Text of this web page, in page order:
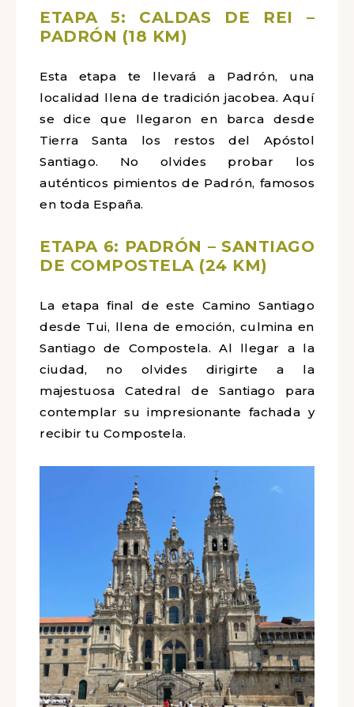
ETAPA 5: CALDAS DE REI –
PADRÓN (18 KM)
Esta etapa te llevará a Padrón, una
localidad llena de tradición jacobea. Aquí
se dice que llegaron en barca desde
Tierra Santa los restos del Apóstol
Santiago. No olvides probar los
auténticos pimientos de Padrón, famosos
en toda España.
ETAPA 6: PADRÓN – SANTIAGO
DE COMPOSTELA (24 KM)
La etapa final de este Camino Santiago
desde Tui, llena de emoción, culmina en
Santiago de Compostela. Al llegar a la
ciudad, no olvides dirigirte a la
majestuosa Catedral de Santiago para
contemplar su impresionante fachada y
recibir tu Compostela.